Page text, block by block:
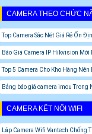
CAMERA THEO CHỨC
Top Camera Sắc Nét Giá Rẻ Ổn
Báo Giá Camera IP Hikvision Mới
Top 5 Camera Cho Kho Hàng Nên
Bảng báo giá camera imou Trong
CAMERA KẾT NỐI WIFI
Lăp Camera Wifi Vantech Chống